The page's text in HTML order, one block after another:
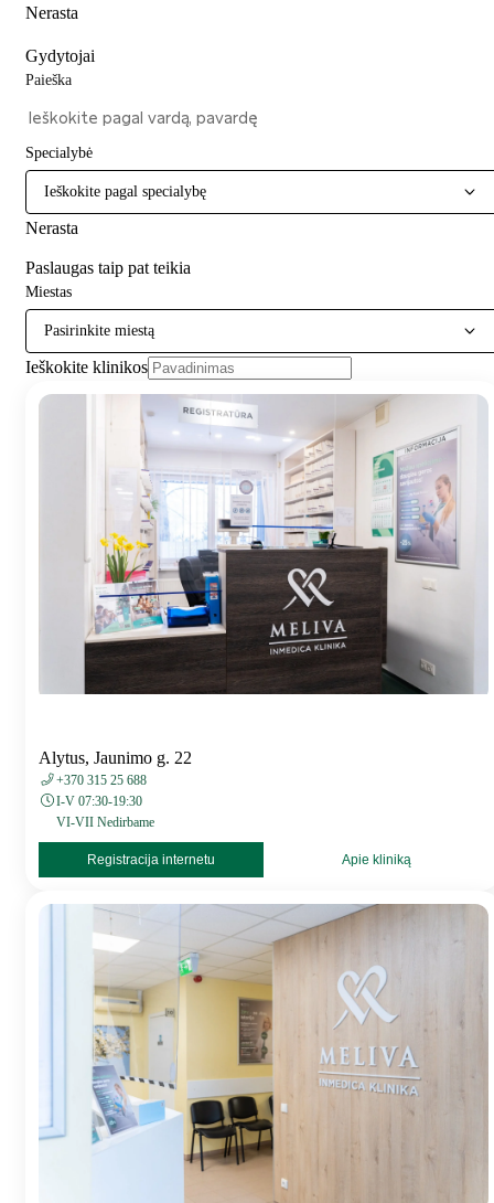
Nerasta
Gydytojai
Paieška
Specialybė
Ieškokite pagal specialybę
Nerasta
Paslaugas taip pat teikia
Miestas
Pasirinkite miestą
Ieškokite klinikos
Alytus, Jaunimo g. 22
+370 315 25 688
I-V 07:30-19:30
VI-VII Nedirbame
Registracija internetu Apie kliniką